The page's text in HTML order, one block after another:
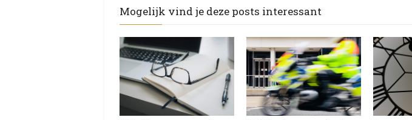
Mogelijk vind je deze posts interessant